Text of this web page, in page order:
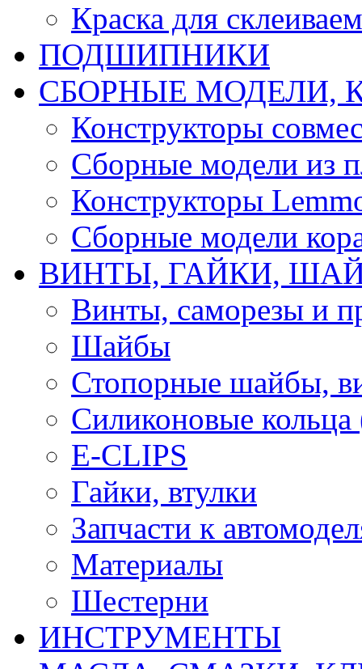
Краска для
ПОДШИПНИКИ
CБОРНЫЕ МОДЕЛИ,
Конструкторы
Сборные модели из
Конструкторы
Сборные модели
ВИНТЫ, ГАЙКИ,
Винты, саморезы и
Шайбы
Стопорные шайбы,
Силиконовые
E-CLIPS
Гайки, втулки
Запчасти к
Материалы
Шестерни
ИНСТРУМЕНТЫ